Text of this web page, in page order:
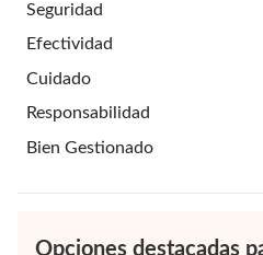
Seguridad
Efectividad
Cuidado
Responsabilidad
Bien Gestionado
Opciones destacadas